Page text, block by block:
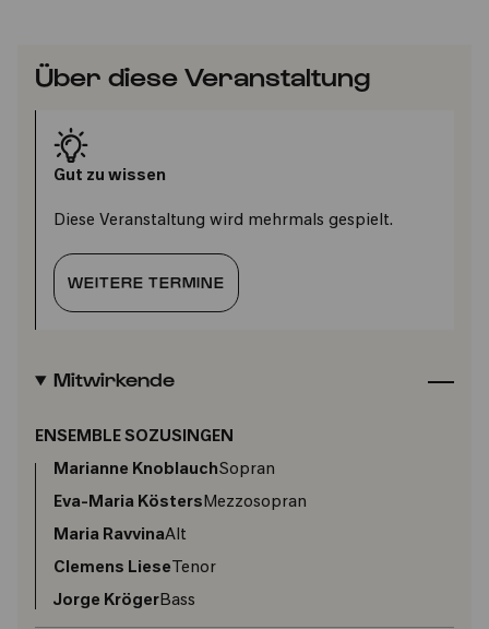
Über diese Veranstaltung
Gut zu wissen
Diese Veranstaltung wird mehrmals gespielt.
WEITERE TERMINE
Mitwirkende
ENSEMBLE SOZUSINGEN
Marianne KnoblauchSopran
Eva-Maria KöstersMezzosopran
Maria RavvinaAlt
Clemens Liese Tenor
Jorge KrögerBass